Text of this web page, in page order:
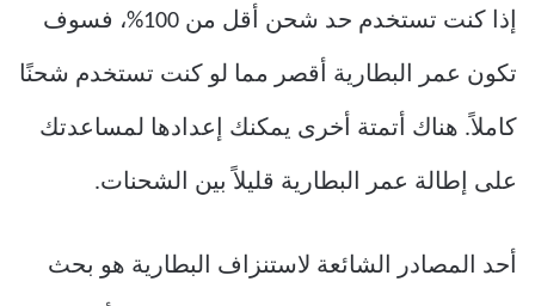
إذا كنت تستخدم حد شحن أقل من 100%، فسوف
تكون عمر البطارية أقصر مما لو كنت تستخدم شحنًا
كاملاً. هناك أتمتة أخرى يمكنك إعدادها لمساعدتك
على إطالة عمر البطارية قليلاً بين الشحنات.
أحد المصادر الشائعة لاستنزاف البطارية هو بحث